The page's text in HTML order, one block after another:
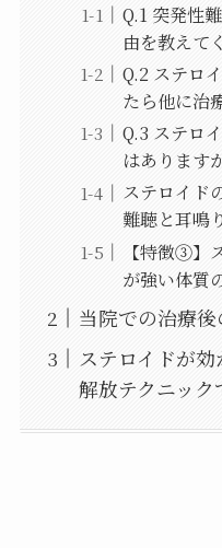
Q.1 突発性
由を教えて
Q.2 ステロ
たら他に治
Q.3 ステロ
はあります
ステロイド
難聴と耳鳴
【特徴③】
が強い体質
当院での治療
ステロイドが
解放テクニック